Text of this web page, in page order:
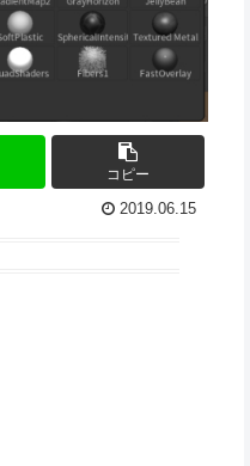
コピー
2019.06.15